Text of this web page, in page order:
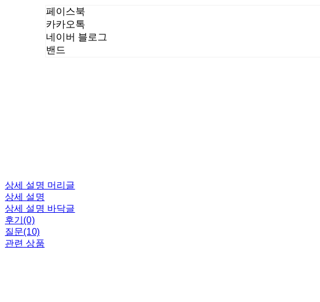
페이스북
카카오톡
네이버 블로그
밴드
상세 설명 머리글
상세 설명
상세 설명 바닥글
후기(0)
질문(10)
관련 상품